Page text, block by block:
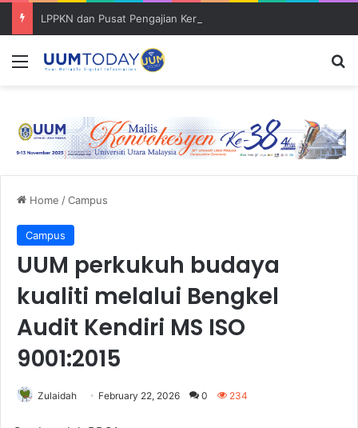
Menu
Home /Campus
Campus
UUM perkukuh budaya
kualiti melalui Bengkel
Audit Kendiri MS ISO
9001:2015
Zulaidah February 22, 2026 0 234